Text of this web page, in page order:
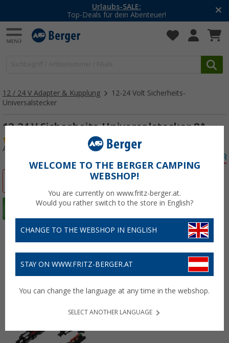
Urlaubs-SALE:
Top-Deals für dein Abenteuer!
12 / 24 V Adapter & Kupplung
12-24 Volt Sicherheits-
Universalstecker
12-24 V Sicherheits-Universalstecker 8A
Art.-Nr.: 140550
WELCOME TO THE BERGER CAMPING
WEBSHOP!
You are currently on www.fritz-berger.at.
Would you rather switch to the store in English?
CHANGE TO THE WEBSHOP IN ENGLISH
STAY ON WWW.FRITZ-BERGER.AT
You can change the language at any time in the webshop.
SELECT ANOTHER LANGUAGE